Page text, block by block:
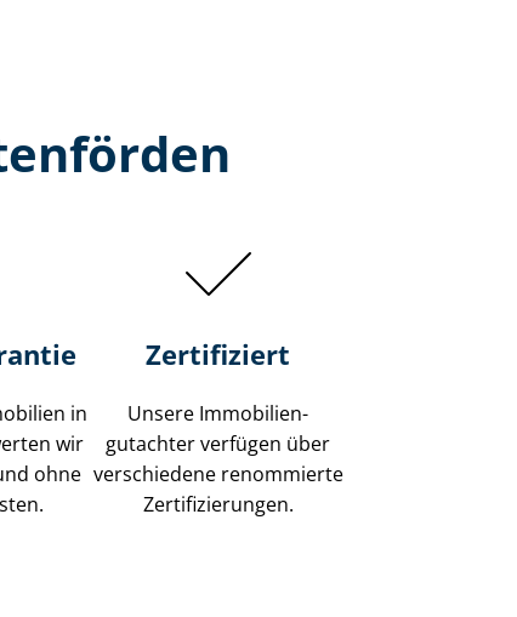
in
wir
ohne
Zertifiziert
Unsere Immobilien­
gutachter verfügen über
verschiedene renommierte
Zer­ti­fi­zie­run­gen.